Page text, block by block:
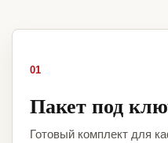
01
Пакет под
Готовый комплект для